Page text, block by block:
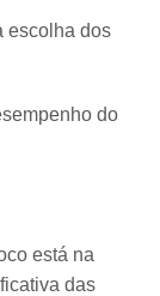
escolha dos
do
está na
das